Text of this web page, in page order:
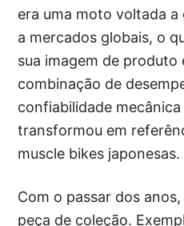
era uma moto voltada a
a mercados globais, o
sua imagem de produto
combinação de
confiabilidade
transformou em
muscle bikes japonesas.
Com o passar dos
peça de coleção.